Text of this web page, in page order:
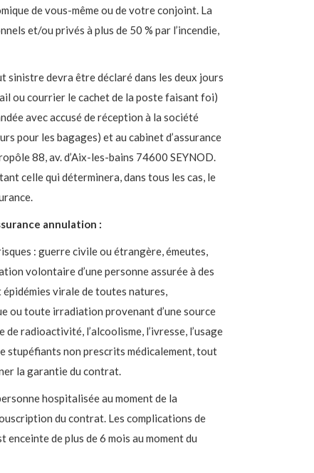
de vous-même ou de votre conjoint. La
et/ou privés à plus de 50 % par l’incendie,
sinistre devra être déclaré dans les deux jours
ou courrier le cachet de la poste faisant foi)
avec accusé de réception à la société
pour les bagages) et au cabinet d’assurance
88, av. d’Aix-les-bains 74600 SEYNOD.
celle qui déterminera, dans tous les cas, le
annulation :
: guerre civile ou étrangère, émeutes,
volontaire d’une personne assurée à des
épidémies virale de toutes natures,
ou toute irradiation provenant d’une source
radioactivité, l’alcoolisme, l’ivresse, l’usage
stupéfiants non prescrits médicalement, tout
la garantie du contrat.
hospitalisée au moment de la
du contrat. Les complications de
de plus de 6 mois au moment du